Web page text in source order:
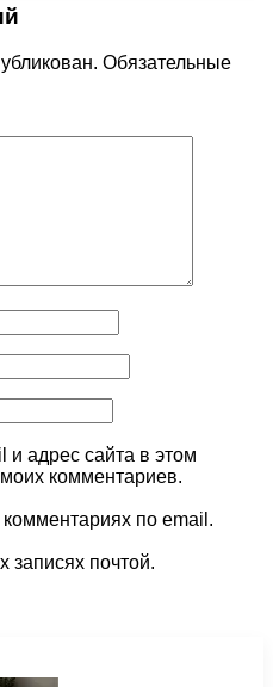
Обязательные
адрес сайта в этом
комментариев.
по email.
записях почтой.